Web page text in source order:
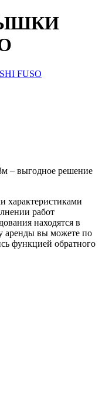
– выгодное решение
работ
находятся в
аренды вы можете по
функцией обратного